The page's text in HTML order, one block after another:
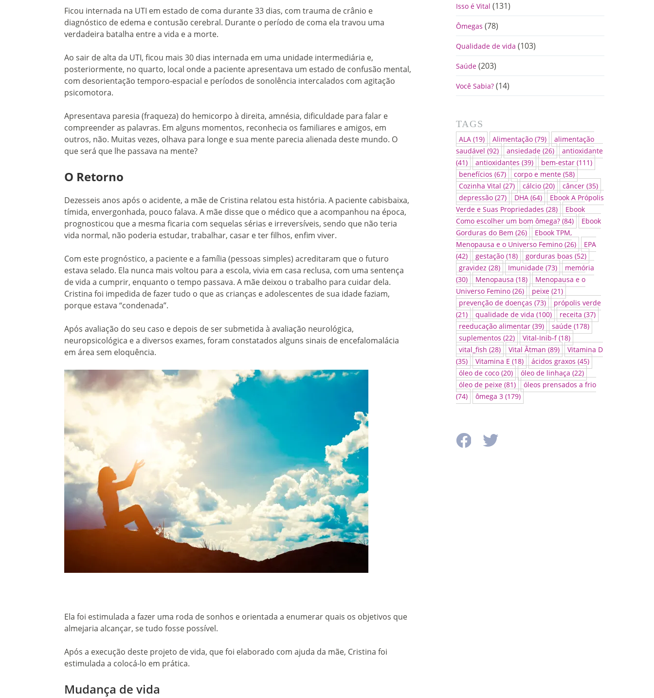
Ficou internada na UTI em estado de coma durante 33 dias, com trauma de crânio e
diagnóstico de edema e contusão cerebral. Durante o período de coma ela travou uma
verdadeira batalha entre a vida e a morte.
Ao sair de alta da UTI, ficou mais 30 dias internada em uma unidade intermediária e,
posteriormente, no quarto, local onde a paciente apresentava um estado de confusão mental,
com desorientação temporo-espacial e períodos de sonolência intercalados com agitação
psicomotora.
Apresentava paresia (fraqueza) do hemicorpo à direita, amnésia, dificuldade para falar e
compreender as palavras. Em alguns momentos, reconhecia os familiares e amigos, em
outros, não. Muitas vezes, olhava para longe e sua mente parecia alienada deste mundo. O
que será que lhe passava na mente?
O Retorno
Dezesseis anos após o acidente, a mãe de Cristina relatou esta história. A paciente cabisbaixa,
tímida, envergonhada, pouco falava. A mãe disse que o médico que a acompanhou na época,
prognosticou que a mesma ficaria com sequelas sérias e irreversíveis, sendo que não teria
vida normal, não poderia estudar, trabalhar, casar e ter filhos, enfim viver.
Com este prognóstico, a paciente e a família (pessoas simples) acreditaram que o futuro
estava selado. Ela nunca mais voltou para a escola, vivia em casa reclusa, com uma sentença
de vida a cumprir, enquanto o tempo passava. A mãe deixou o trabalho para cuidar dela.
Cristina foi impedida de fazer tudo o que as crianças e adolescentes de sua idade faziam,
porque estava “condenada”.
Após avaliação do seu caso e depois de ser submetida à avaliação neurológica,
neuropsicológica e a diversos exames, foram constatados alguns sinais de encefalomalácia
em área sem eloquência.
Ela foi estimulada a fazer uma roda de sonhos e orientada a enumerar quais os objetivos que
almejaria alcançar, se tudo fosse possível.
Após a execução deste projeto de vida, que foi elaborado com ajuda da mãe, Cristina foi
estimulada a colocá-lo em prática.
Mudança de vida
Isso é Vital (131)
Ômegas (78)
Qualidade de vida (103)
Saúde(203)
Você Sabia?(14)
TAGS
ALA(19) Alimentação(79)
alimentação
saudável (92) ansiedade(26)
antioxidante
(41)
antioxidantes (39) bem-estar(111)
benefícios (67) corpo e mente(58)
Cozinha Vital (27) cálcio(20) câncer(35)
depressão(27) DHA(64)
Ebook A Própolis
Verde e Suas Propriedades (28)
Ebook
Como escolher um bom ômega?(84)
Ebook
Gorduras do Bem (26)
Ebook TPM,
Menopausa e o Universo Femino(26)
EPA
(42)
gestação(18) gorduras boas (52)
gravidez (28) Imunidade(73)
memória
(30)
Menopausa (18)
Menopausa e o
Universo Femino(26) peixe(21)
prevenção de doenças (73)
própolis verde
(21)
qualidade de vida (100) receita (37)
reeducação alimentar(39) saúde(178)
suplementos (22) Vital-Inib-f(18)
vital_fish (28) Vital Âtman (89)
Vitamina D
(35)
Vitamina E (18) ácidos graxos (45)
óleo de coco(20) óleo de linhaça (22)
óleo de peixe(81)
óleos prensados a frio
(74)
ômega 3(179)